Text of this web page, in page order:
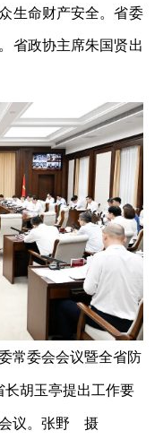
生命财产安全。省委
省政协主席朱国贤出
常委会会议暨全省防
长胡玉亭提出工作要
会议。张野 摄